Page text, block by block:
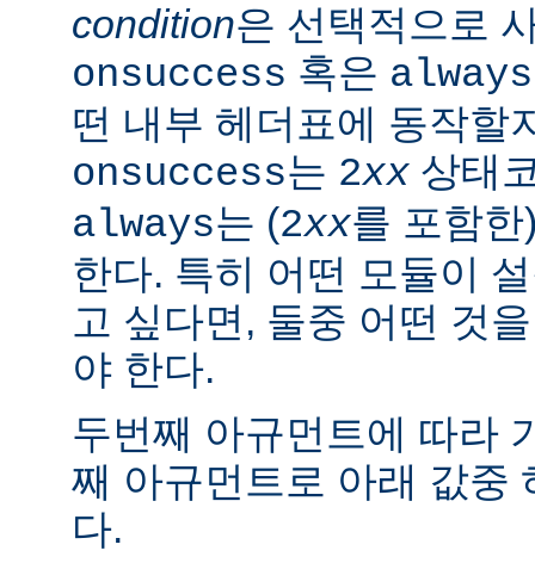
condition은 선택적으로
onsuccess 혹은 always
떤 내부 헤더표에 동작할
onsuccess는 2xx 상태
always는 (2xx를 포함
한다. 특히 어떤 모듈이
고 싶다면, 둘중 어떤 것
야 한다.
두번째 아규먼트에 따라
째 아규먼트로 아래 값중
다.